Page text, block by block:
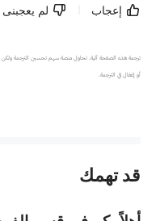
إعجاب لم يعجبنى
ترجمة هذه الصفحة آلية. تحاول منصة سهم تحسين الترجمة ولكن
أو إغفال في الترجمة.
عند الضرورة، يرجى استشارة مستشار استثمار محترف. لا تقدم
قد تهمك